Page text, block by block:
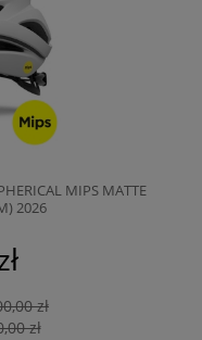
MIPS MATTE
2026
zł
zł